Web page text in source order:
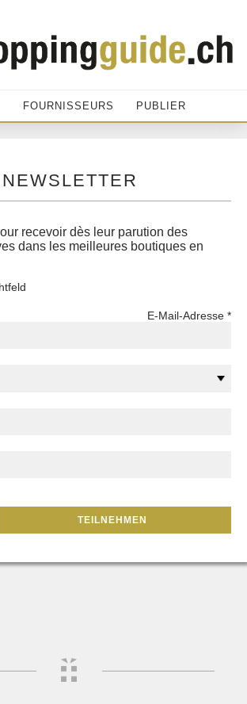
FOURNISSEURS PUBLIER
NEWSLETTER
recevoir dès leur parution des
dans les meilleures boutiques en
E-Mail-Adresse *